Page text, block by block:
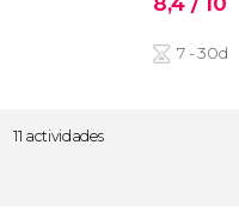
7 - 30d
11 actividades